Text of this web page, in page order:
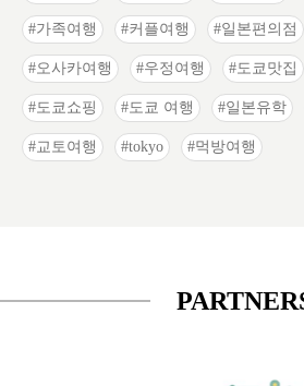
가족여행 커플여행 일본편의점
오사카여행 우정여행 도쿄맛집
도쿄쇼핑 도쿄 여행 일본유학
교토여행 tokyo 먹방여행